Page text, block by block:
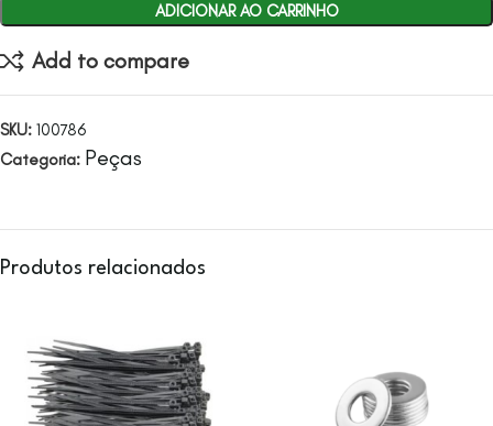
ADICIONAR AO CARRINHO
Add to compare
SKU: 100786
Categoria: Peças
Produtos relacionados